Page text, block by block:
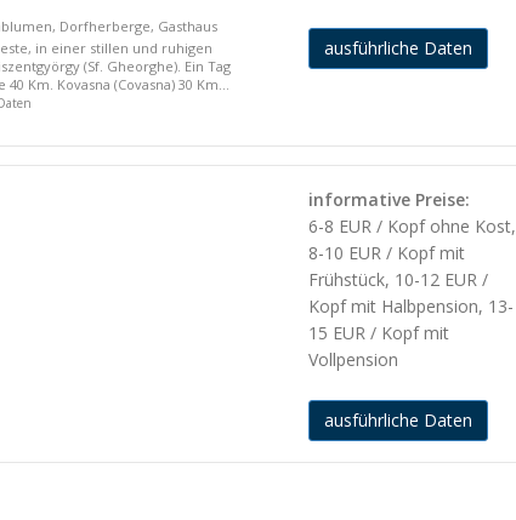
Dorfherberge, Gasthaus
in einer stillen und ruhigen
(Sf. Gheorghe). Ein Tag
Km. Kovasna (Covasna) 30 Km...
ausführliche Daten
informative Preise:
6-8 EUR / Kopf ohne Kost,
8-10 EUR / Kopf mit
Frühstück, 10-12 EUR /
Kopf mit Halbpension, 13-
15 EUR / Kopf mit
Vollpension
ausführliche Daten